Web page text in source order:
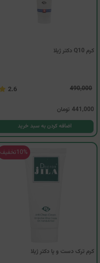
کرم Q10 دکتر ژیلا
490,000
2.6
441,000 تومان
اضافه کردن به سبد خرید
10%تخفیف
کرم ترک دست و پا دکتر ژیلا